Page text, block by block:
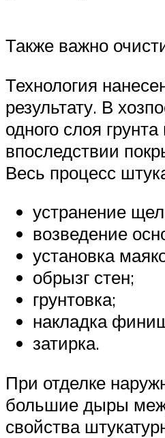
Также важно
Технология
результату. В
одного слоя
впоследствии
Весь процесс
устранение
возведение
установка
обрызг стен;
грунтовка;
накладка
затирка.
При отделке
большие дыры
свойства